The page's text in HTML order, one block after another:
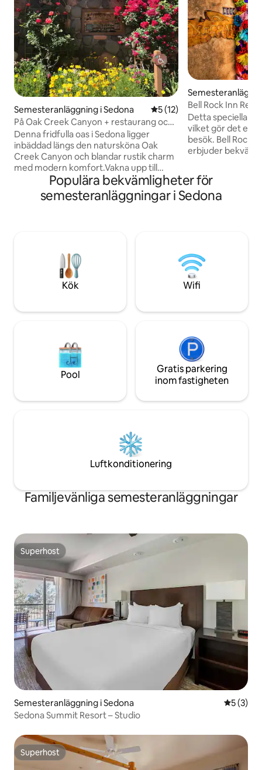
Semesteranläggning i Sedona 5 av 5 i genomsnittligt
5 (12)
På Oak Creek Canyon + restaurang och
kök på plats
Denna fridfulla oas i Sedona ligger
inbäddad längs den natursköna Oak
Creek Canyon och blandar rustik charm
med modern komfort.Vakna upp till
ljudet av rinnande vatten, njut av kaffe
på din privata altan omgiven av röda
klippor, eller mys upp dig vid den öppna
perfekt för par, familjer eller alla som
söker en lugn flykt i naturens skönhet
bara några minuter från Sedonas
pulserande centrum.
Bell Rock Inn
sovplats för 2–4
Detta speciella
vilket gör det
besök. Bell Rock
erbjuder
som omger
utomhuspoolen,
bekväma läget
moderna vitvaror.
Populära bekvämligheter för
semesteranläggningar i Sedona
Kök Wifi
Pool
Gratis parkering
inom fastigheten
Luftkonditionering
Familjevänliga semesteranläggningar
Superhost
Superhost
Semesteranläggning i Sedona 5 av 5 i
5 (3)
Sedona Summit Resort – Studio
Superhost
Superhost